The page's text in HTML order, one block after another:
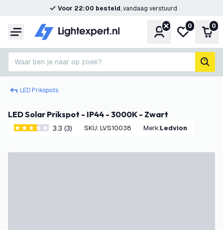
Voor 22:00 besteld, vandaag verstuurd
Menu Account
Mijn
0 0
Waar ben je naar op zoek?
LED Prikspots
LED Solar Prikspot - IP44 - 3000K - Zwart
3.3 score sterren
3.3 (3) SKU: LVS10038 Merk: Ledvion